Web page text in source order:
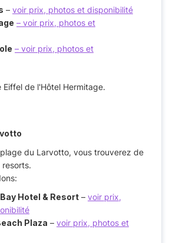
– voir prix, photos et disponibilité
– voir prix, photos et
– voir prix, photos et
du Larvotto, vous trouverez de
Hotel & Resort – voir prix,
Plaza – voir prix, photos et